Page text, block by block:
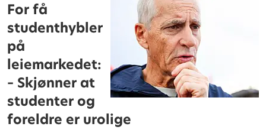
For få
studenthybler
på
leiemarkedet:
– Skjønner at
studenter og
foreldre er urolige